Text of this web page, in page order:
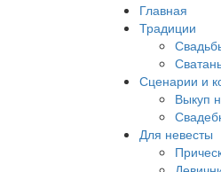
Главная
Традиции
Сценарии и
Выкуп
Для невесты